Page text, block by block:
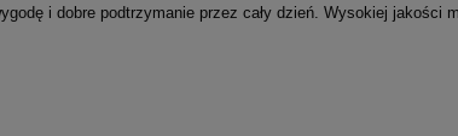
i dobre podtrzymanie przez cały dzień. Wysokiej jakości